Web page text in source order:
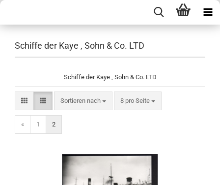
Schiffe der Kaye , Sohn & Co. LTD
Schiffe der Kaye , Sohn & Co. LTD
Sortieren nach
Sortieren nach 8 pro Seite
pro Seite
« 1 2